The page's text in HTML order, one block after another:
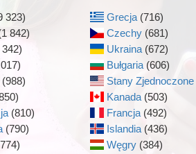
323)
842)
342)
(988)
(810)
(790)
Grecja (716)
Czechy (681)
Ukraina (672)
Bułgaria (606)
Stany Zjednoczone
Kanada (503)
Francja (492)
Islandia (436)
Węgry (384)